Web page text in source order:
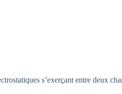
s’exerçant entre deux